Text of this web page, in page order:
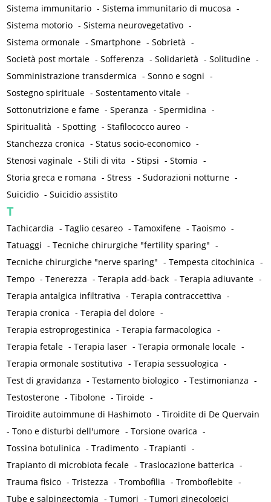
Sistema immunitario -Sistema immunitario di mucosa -
Sistema motorio -Sistema neurovegetativo -
Sistema ormonale -Smartphone -Sobrietà -
Società post mortale -Sofferenza -Solidarietà -Solitudine -
Somministrazione transdermica -Sonno e sogni -
Sostegno spirituale -Sostentamento vitale -
Sottonutrizione e fame -Speranza -Spermidina -
Spiritualità -Spotting -Stafilococco aureo -
Stanchezza cronica -Status socio-economico -
Stenosi vaginale -Stili di vita -Stipsi -Stomia -
Storia greca e romana -Stress -Sudorazioni notturne -
Suicidio -Suicidio assistito
T
Tachicardia -Taglio cesareo -Tamoxifene -Taoismo -
Tatuaggi -Tecniche chirurgiche "fertility sparing" -
Tecniche chirurgiche "nerve sparing" -Tempesta citochinica -
Tempo -Tenerezza -Terapia add-back -Terapia adiuvante -
Terapia antalgica infiltrativa -Terapia contraccettiva -
Terapia cronica -Terapia del dolore -
Terapia estroprogestinica -Terapia farmacologica -
Terapia fetale -Terapia laser -Terapia ormonale locale -
Terapia ormonale sostitutiva -Terapia sessuologica -
Test di gravidanza -Testamento biologico -Testimonianza -
Testosterone -Tibolone -Tiroide -
Tiroidite autoimmune di Hashimoto -Tiroidite di De Quervain
-Tono e disturbi dell'umore -Torsione ovarica -
Tossina botulinica -Tradimento -Trapianti -
Trapianto di microbiota fecale -Traslocazione batterica -
Trauma fisico -Tristezza -Trombofilia -Tromboflebite -
Tube e salpingectomia -Tumori -Tumori ginecologici